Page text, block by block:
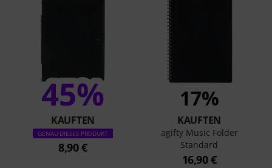
45%
KAUFTEN
GENAU DIESES PRODUKT
8,90 €
17%
KAUFTEN
agifty Music Folder
Standard
16,90 €